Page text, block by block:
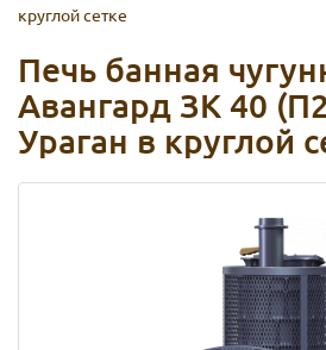
круглой сетке
Печь банная
Авангард ЗК 40
Ураган в круглой